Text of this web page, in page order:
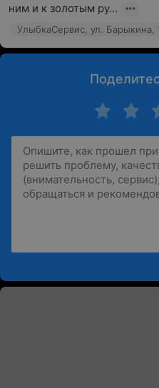
ним и к золотым ру...
УлыбкаСервис, ул. Барыкина,